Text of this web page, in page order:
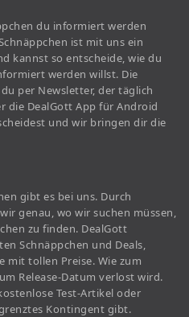
du informiert werden
ist mit uns ein
kannst so entscheide, wie du
werden willst. Die
per Newsletter, der täglich
die DealGott App für Android
und wir bringen dir die
gibt es bei uns. Durch
genau, wo wir suchen müssen,
zu finden. DealGott
Schnäppchen und Deals,
mit tollen Preise. Wie zum
Release-Datum verlost wird.
Test-Artikel oder
Kontingent gibt.